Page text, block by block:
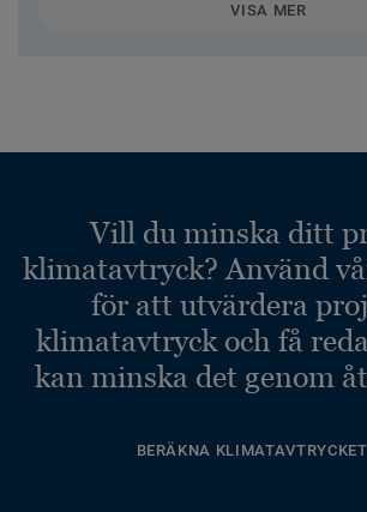
VISA MER
Vill du minska ditt
klimatavtryck? Använd
för att utvärdera
klimatavtryck och få
kan minska det genom
BERÄKNA KLIMATAVTRYCKET